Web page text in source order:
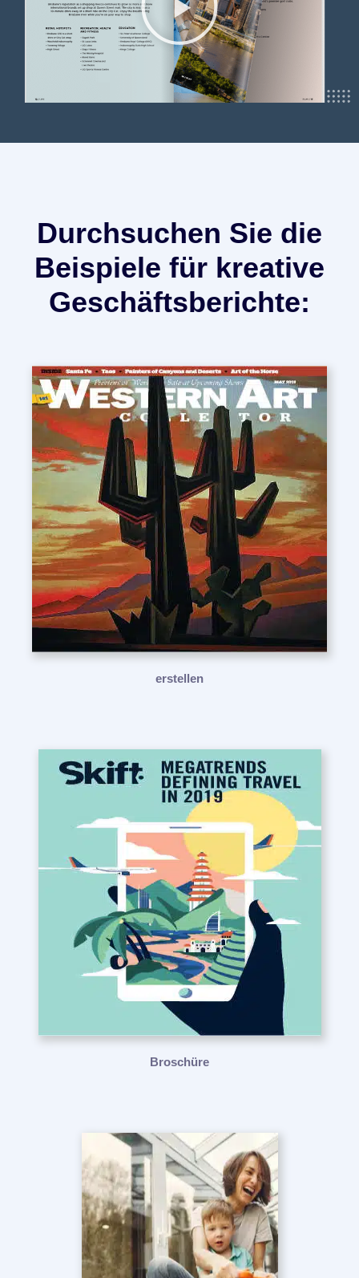
Durchsuchen Sie die
Beispiele für kreative
Geschäftsberichte:
erstellen
Broschüre